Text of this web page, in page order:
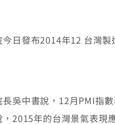
發布2014年12 台灣製
中書說，12月PMI指數
2015年的台灣景氣表現